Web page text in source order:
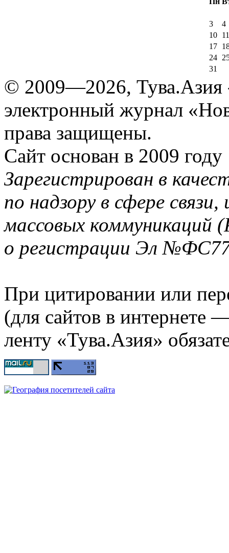
3
4
10
11
17
24
31
© 2009—2026, Тува.Азия
электронный журнал
права защищены.
Сайт основан в 2009 году
Зарегистрирован в
по надзору в сфере
массовых коммуникаций
о регистрации Эл
При цитировании или
(для сайтов в интернете
ленту «Тува.Азия»